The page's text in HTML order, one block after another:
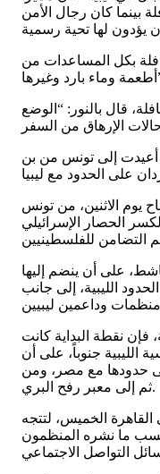
بينما كان رجال الأمن
بكل المساعدات من
قال بالنور: “الوضع
إلى تونس من بن
يوم الاثنين، من تونس
الحصار الإسرائيلي
في هذه القافلة نحو 1700 ناشط، على أن ينضم إليها
الليبية، إلى جانب
نقطة البداية كانت
الليبية جنوباً، على أن
حدودها مع مصر، ومن
ثم إلى معبر رفح البري.
القاهرة الخميس، لتتجه
ما نشره المنظمون